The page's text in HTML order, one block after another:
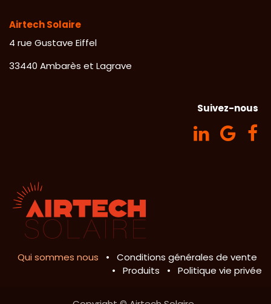
Airtech Solaire
​4 rue Gustave Eiffel
33440 Ambarès et Lagrave
Suivez-nous
Qui sommes nous •
Conditions générales de vente
•
Produits • Politique vie privée